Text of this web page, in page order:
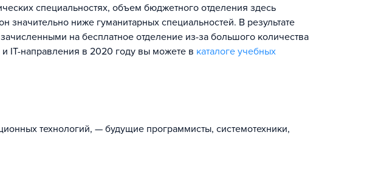
специальностях, объем бюджетного отделения здесь
ниже гуманитарных специальностей. В результате
на бесплатное отделение из-за большого количества
IT-направления в 2020 году вы можете в каталоге учебных
технологий, — будущие программисты, системотехники,